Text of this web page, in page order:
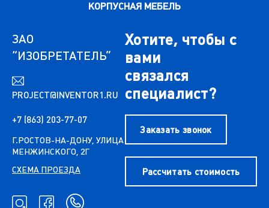
КОРПУСНАЯ МЕБЕЛЬ
ЗАО
“ИЗОБРЕТАТЕЛЬ”
PROJECT@INVENTOR1.RU
+7 (863) 203-77-07
Г.РОСТОВ-НА-ДОНУ, УЛИЦА
МЕНЖИНСКОГО, 2Г
СХЕМА ПРОЕЗДА
Хотите, чтобы с
вами
связался
специалист?
Заказать звонок
Рассчитать стоимость